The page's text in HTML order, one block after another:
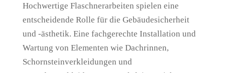
Hochwertige Flaschnerarbeiten spielen eine
entscheidende Rolle für die Gebäudesicherheit
und -ästhetik. Eine fachgerechte Installation und
Wartung von Elementen wie Dachrinnen,
Schornsteinverkleidungen und